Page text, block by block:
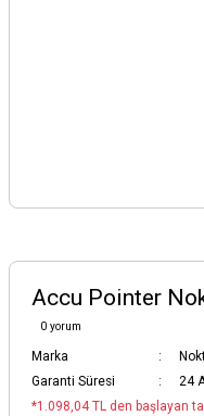
Accu Pointer
0 yorum
Marka
Garanti Süresi
24
*1.098,04 TL den başlayan